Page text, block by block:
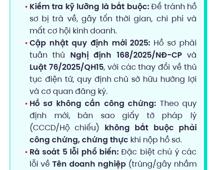
Kiểm tra kỹ lưỡng là bắt buộc:Để tránh hồ
sơ bị trả về, gây tốn thời gian, chi phí và
mất cơ hội kinh doanh.
Cập nhật quy định mới 2025: Hồ sơ phải
tuân thủ Nghị định 168/2025/NĐ-CPvà
Luật 76/2025/QH15, với các thay đổi về thủ
tục điện tử, quy định chủ sở hữu hưởng lợi
và cơ quan đăng ký.
Hồ sơ không cần công chứng: Theo quy
định mới, bản sao giấy tờ pháp lý
(CCCD/Hộ chiếu) không bắt buộc phải
công chứng, chứng thực khi nộp hồ sơ.
Rà soát 5 lỗi phổ biến: Đặc biệt chú ý các
lỗi về Tên doanh nghiệp (trùng/gây nhầm